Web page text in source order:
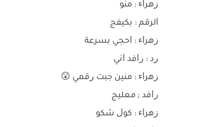
ﺯﻫﺮﺍﺀ : ﻣﻨﻮ
ﺍﻟﺮﻗﻢ : ﺑﻜﻴﻔﺞ
ﺯﻫﺮﺍﺀ : ﺍﺣﺠﻲ ﺑﺴﺮﻋﺔ
ﺭﺩ : ﺭﺍﻓﺪ ﺍﻧﻲ
ﺯﻫﺮﺍﺀ : ﻣﻨﻴﻦ ﺟﺒﺖ ﺭﻗﻤﻲ 😲
ﺭﺍﻓﺪ ; ﻣﻌﻠﻴﺞ
ﺯﻫﺮﺍﺀ : ﻛﻮﻝ ﺷﻜﻮ